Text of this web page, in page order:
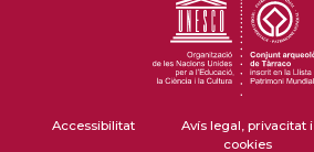
Accessibilitat
Avís legal, privacitat i
cookies